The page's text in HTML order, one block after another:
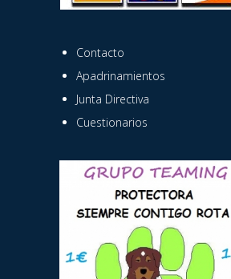
Contacto
Apadrinamientos
Junta Directiva
Cuestionarios